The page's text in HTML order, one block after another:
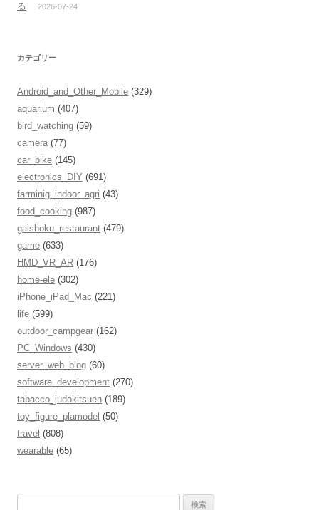
る
2026-07-24
カテゴリー
Android_and_Other_Mobile (329)
aquarium (407)
bird_watching (59)
camera (77)
car_bike (145)
electronics_DIY (691)
farminig_indoor_agri (43)
food_cooking (987)
gaishoku_restaurant (479)
game (633)
HMD_VR_AR (176)
home-ele (302)
iPhone_iPad_Mac (221)
life (599)
outdoor_campgear (162)
PC_Windows (430)
server_web_blog (60)
software_development (270)
tabacco_judokitsuen (189)
toy_figure_plamodel (50)
travel (808)
wearable (65)